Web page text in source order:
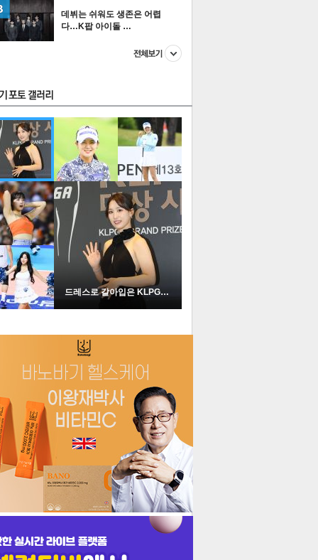
본 뉴스
스포츠 포토
데뷔는 쉬워도 생존은 어렵
다…K팝 아이돌 …
더보기
포토
드레스로 갈아입은 KLPGA …